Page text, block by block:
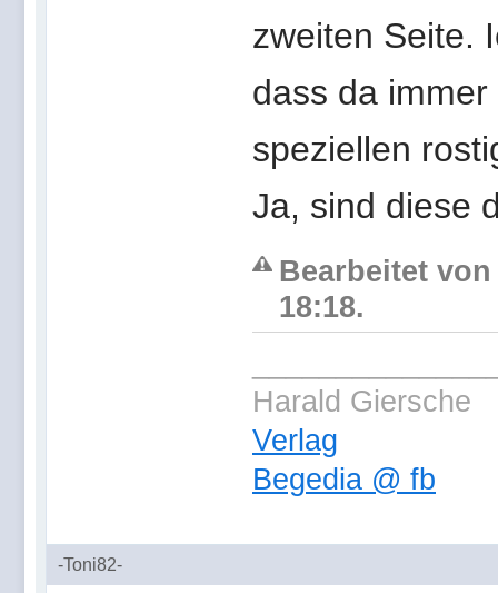
zweiten Seite.
dass da
speziellen
Ja, sind diese
Bearbeitet
18:18.
Harald Giersche
Verlag
Begedia @ fb
-Toni82-